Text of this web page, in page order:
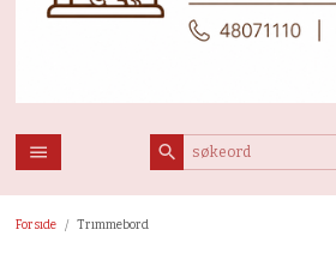
Forside Trimmebord